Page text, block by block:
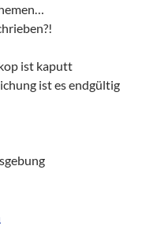
ist kaputt
ist es endgültig